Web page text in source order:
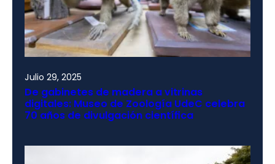
Julio 29, 2025
De gabinetes de madera a vitrinas
digitales: Museo de Zoología UdeC celebra
70 años de divulgación científica